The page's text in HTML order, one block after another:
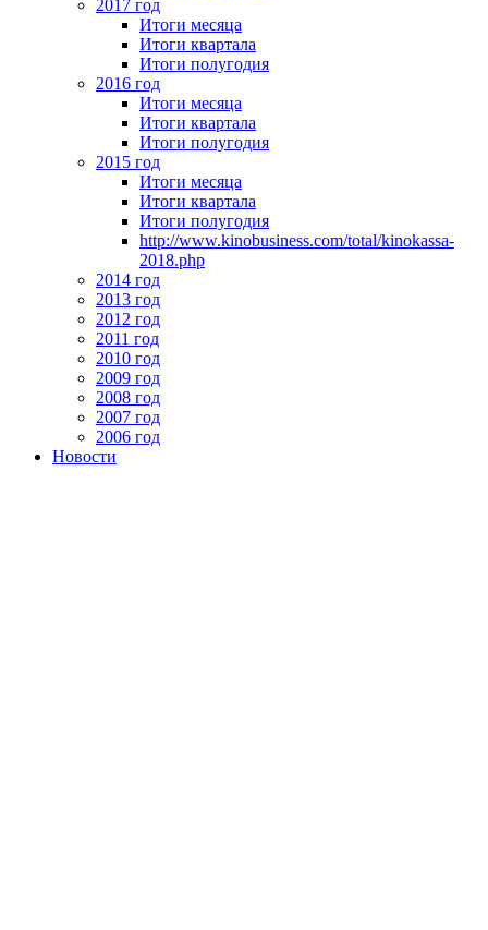
2017 год
Итоги месяца
Итоги квартала
Итоги полугодия
2016 год
Итоги месяца
Итоги квартала
Итоги полугодия
2015 год
Итоги месяца
Итоги квартала
Итоги полугодия
http://www.kinobusiness.com/total/kinokassa-
2018.php
2014 год
2013 год
2012 год
2011 год
2010 год
2009 год
2008 год
2007 год
2006 год
Новости